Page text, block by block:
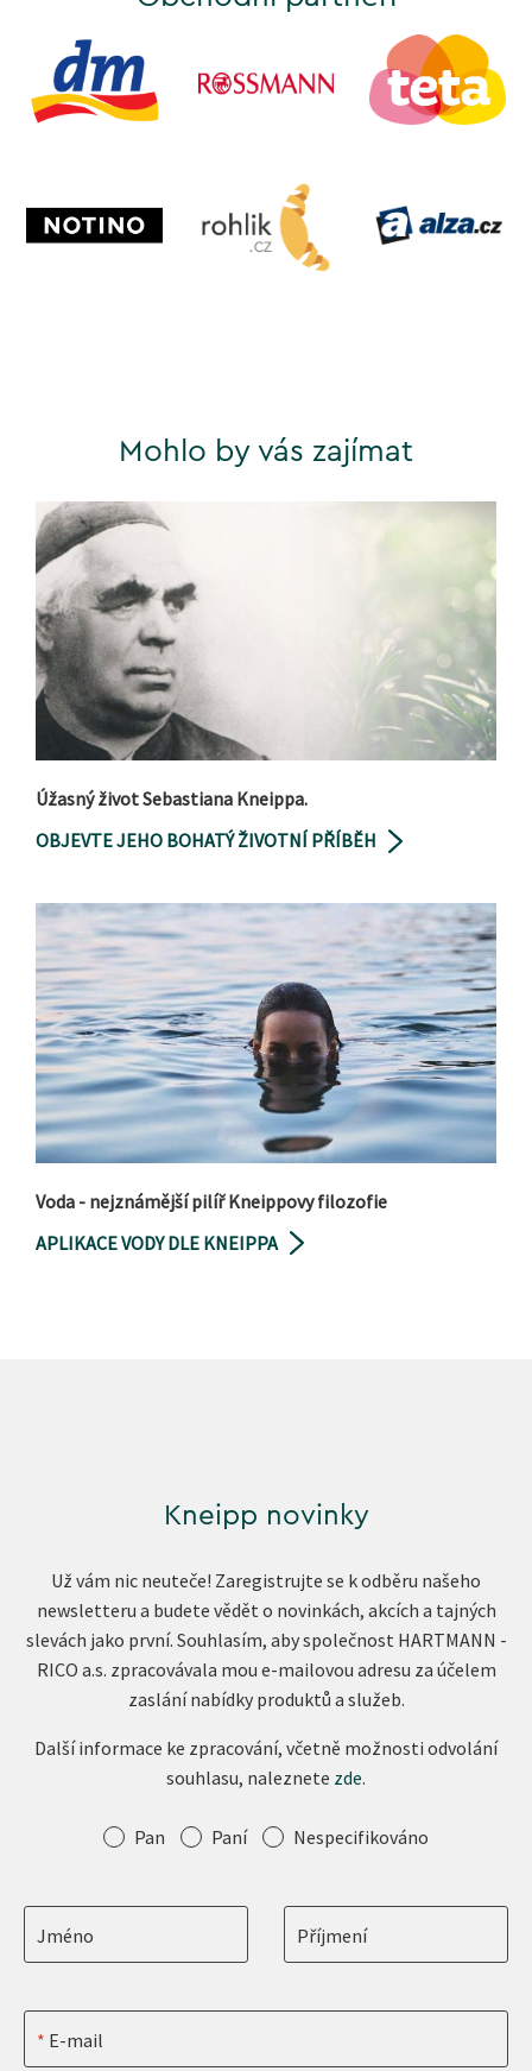
Mohlo by vás zajímat
Úžasný život Sebastiana Kneippa.
OBJEVTE JEHO BOHATÝ ŽIVOTNÍ PŘÍBĚH
Voda - nejznámější pilíř Kneippovy filozofie
APLIKACE VODY DLE KNEIPPA
Kneipp novinky
Už vám nic neuteče! Zaregistrujte se k odběru našeho
newsletteru a budete vědět o novinkách, akcích a tajných
slevách jako první. Souhlasím, aby společnost HARTMANN -
RICO a.s. zpracovávala mou e-mailovou adresu za účelem
zaslání nabídky produktů a služeb.
Další informace ke zpracování, včetně možnosti odvolání
souhlasu, naleznete zde.
Oslovení Pan Paní Nespecifikováno
Jméno Příjmení
E-mail